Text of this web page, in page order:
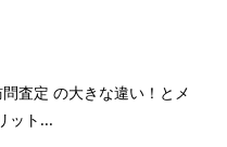
査定 の大きな違い！とメ
ット...